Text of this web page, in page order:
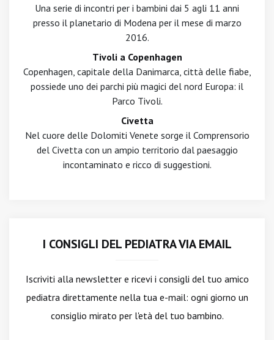
Una serie di incontri per i bambini dai 5 agli 11 anni
presso il planetario di Modena per il mese di marzo
2016.
Tivoli a Copenhagen
Copenhagen, capitale della Danimarca, città delle fiabe,
possiede uno dei parchi più magici del nord Europa: il
Parco Tivoli.
Civetta
Nel cuore delle Dolomiti Venete sorge il Comprensorio
del Civetta con un ampio territorio dal paesaggio
incontaminato e ricco di suggestioni.
I CONSIGLI DEL PEDIATRA VIA EMAIL
Iscriviti alla newslettere ricevi i consigli del tuo amico
pediatra direttamente nella tua e-mail: ogni giorno un
consiglio mirato per l'età del tuo bambino.